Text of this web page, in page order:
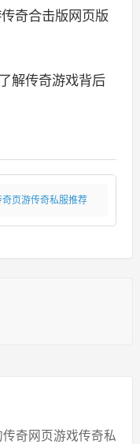
解传奇游戏背后
页游传奇私服推荐
奇网页游戏传奇私